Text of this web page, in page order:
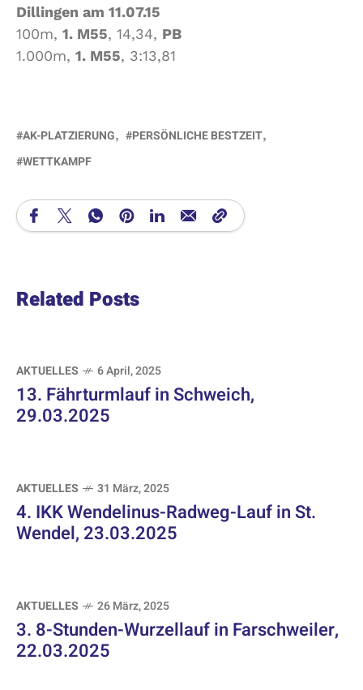
Dillingen am 11.07.15
100m, 1. M55, 14,34, PB
1.000m, 1. M55, 3:13,81
AK-PLATZIERUNG
PERSÖNLICHE BESTZEIT
WETTKAMPF
Related Posts
AKTUELLES 6 April, 2025
13. Fährturmlauf in Schweich,
29.03.2025
AKTUELLES 31 März, 2025
4. IKK Wendelinus-Radweg-Lauf in St.
Wendel, 23.03.2025
AKTUELLES 26 März, 2025
3. 8-Stunden-Wurzellauf in Farschweiler,
22.03.2025